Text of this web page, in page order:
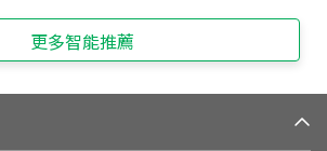
更多智能推薦